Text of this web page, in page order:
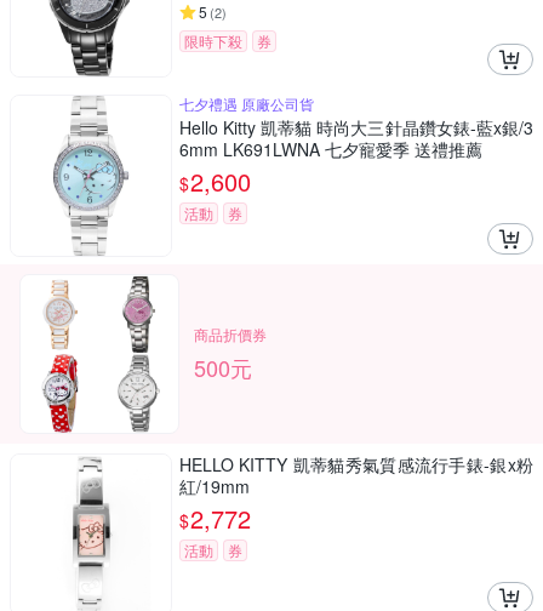
5 (2)
限時下殺 券
七夕禮遇 原廠公司貨
Hello Kitty 凱蒂貓 時尚大三針晶鑽女錶-藍x銀/3
6mm LK691LWNA 七夕寵愛季 送禮推薦
$2,600
活動 券
商品折價券
500元
HELLO KITTY 凱蒂貓秀氣質感流行手錶-銀x粉
紅/19mm
$2,772
活動 券